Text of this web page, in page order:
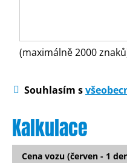
(maximálně 2000
Souhlasím s
Kalkulace
Cena vozu (červen - 1